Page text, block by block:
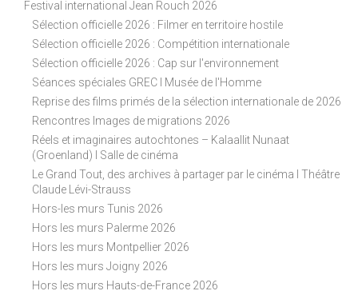
Festival international Jean Rouch 2026
Sélection officielle 2026 : Filmer en territoire hostile
Sélection officielle 2026 : Compétition internationale
Sélection officielle 2026 : Cap sur l'environnement
Séances spéciales GREC I Musée de l'Homme
Reprise des films primés de la sélection internationale de 2026
Rencontres Images de migrations 2026
Réels et imaginaires autochtones – Kalaallit Nunaat
(Groenland) I Salle de cinéma
Le Grand Tout, des archives à partager par le cinéma I Théâtre
Claude Lévi-Strauss
Hors-les murs Tunis 2026
Hors les murs Palerme 2026
Hors les murs Montpellier 2026
Hors les murs Joigny 2026
Hors les murs Hauts-de-France 2026